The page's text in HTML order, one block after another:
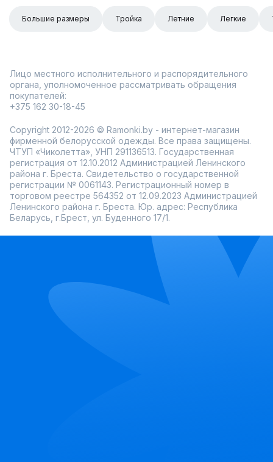
Большие размеры Тройка Летние Легкие
Лицо местного исполнительного и распорядительного
органа, уполномоченное рассматривать обращения
покупателей:
+375 162 30-18-45
Copyright 2012-2026 © Ramonki.by - интернет-магазин
фирменной белорусской одежды. Все права защищены.
ЧТУП «Чиколетта», УНП 291136513. Государственная
регистрация от 12.10.2012 Администрацией Ленинского
района г. Бреста. Свидетельство о государственной
регистрации № 0061143. Регистрационный номер в
торговом реестре 564352 от 12.09.2023 Администрацией
Ленинского района г. Бреста. Юр. адрес: Республика
Беларусь, г.Брест, ул. Буденного 17/1.